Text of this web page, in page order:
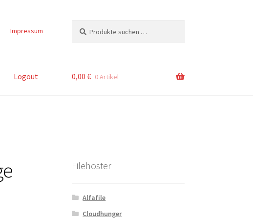
Impressum
nach:
Logout 0,00 € 0 Artikel
Filehoster
Alfafile
Cloudhunger